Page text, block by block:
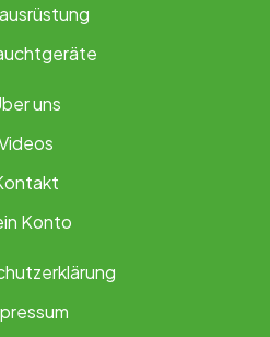
uns
Konto